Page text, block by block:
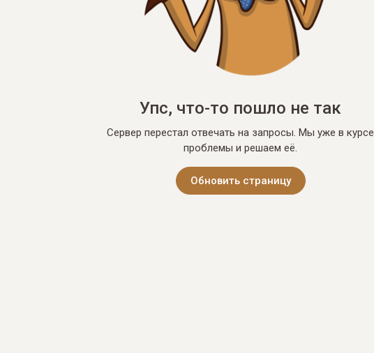
Упс, что-то пошло не так
Сервер перестал отвечать на запросы. Мы уже в курсе
проблемы и решаем её.
Обновить страницу